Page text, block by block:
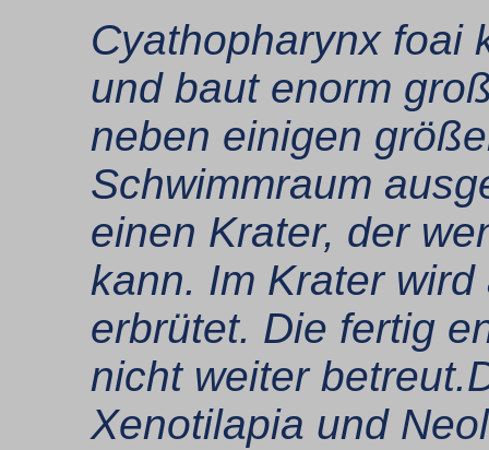
Cyathopharynx foai
und baut enorm
neben einigen
Schwimmraum
einen Krater, der
kann. Im Krater
erbrütet. Die fertig
nicht weiter
Xenotilapia und